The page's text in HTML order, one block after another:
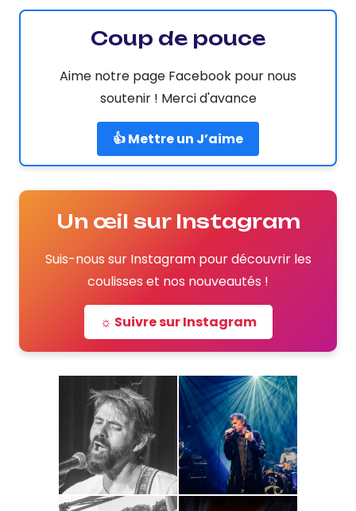
Coup de pouce
Aime notre page Facebook pour nous
soutenir ! Merci d'avance
👍 Mettre un J’aime
Un œil sur Instagram
Suis-nous sur Instagram pour découvrir les
coulisses et nos nouveautés !
☼ Suivre sur Instagram